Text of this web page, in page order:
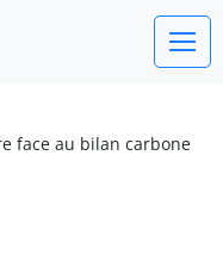
face au bilan carbone